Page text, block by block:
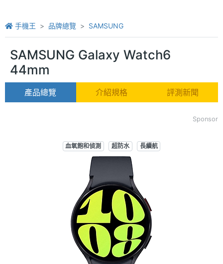
手機王 品牌總覽 SAMSUNG
SAMSUNG Galaxy Watch6
44mm
產品總覽 介紹規格 評測新聞
Sponsor
血氧飽和偵測 超防水 長續航